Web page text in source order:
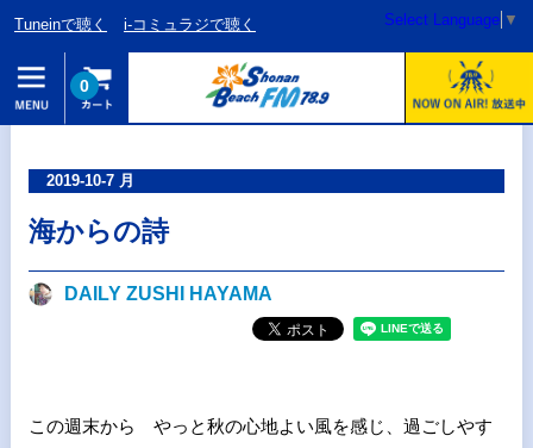
Tuneinで聴く i-コミュラジで聴く Select Language ▼
0
2019-10-7 月
海からの詩
DAILY ZUSHI HAYAMA
この週末から やっと秋の心地よい風を感じ、過ごしやす